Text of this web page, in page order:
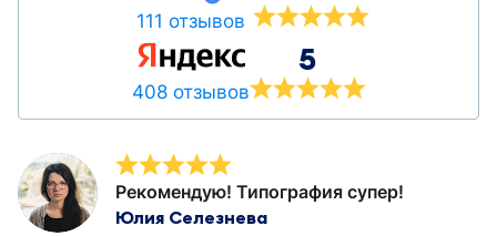
111 отзывов
408 отзывов
5
Рекомендую! Типография супер!
Юлия Селезнева